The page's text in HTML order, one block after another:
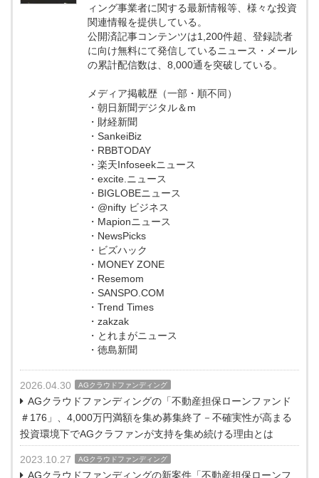
ィング事業者に関する最新情報等、様々な投資
関連情報を提供している。
公開済記事コンテンツは1,200件超、登録読者
に向け無料にて発信しているニュース・メール
の累計配信数は、8,000通を突破している。
メディア掲載歴（一部・順不同）
・朝日新聞デジタル＆m
・財経新聞
・SankeiBiz
・RBBTODAY
・楽天Infoseekニュース
・excite.ニュース
・BIGLOBEニュース
・@nifty ビジネス
・Mapionニュース
・NewsPicks
・ビズハック
・MONEY ZONE
・Resemom
・SANSPO.COM
・Trend Times
・zakzak
・とれまがニュース
・徳島新聞
2026.04.30 AGクラウドファンディング
AGクラウドファンディングの「不動産担保ローンファンド
＃176」、4,000万円満額を集め募集終了－不確実性が高まる
投資環境下でAGクラファンが支持を集め続ける理由とは
2023.10.27 AGクラウドファンディング
AGクラウドファンディングの新案件「不動産担保ローンフ